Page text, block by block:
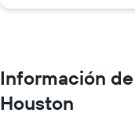
Información
Houston